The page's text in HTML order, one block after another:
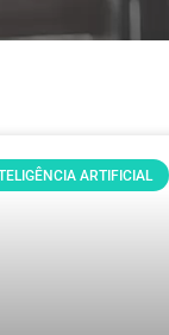
ARTIFICIAL